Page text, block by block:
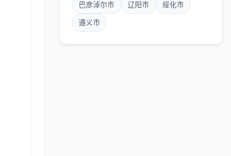
巴彦淖尔市 辽阳市 绥化市
遵义市